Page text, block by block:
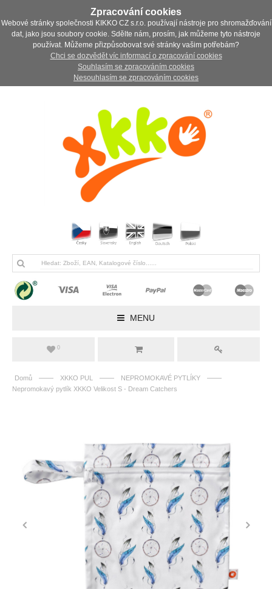
Zpracování cookies
Webové stránky společnosti KIKKO CZ s.r.o. používají nástroje pro shromažďování
dat, jako jsou soubory cookie. Sdělte nám, prosím, jak můžeme tyto nástroje
používat. Můžeme přizpůsobovat své stránky vašim potřebám?
Chci se dozvědět víc informací o zpracování cookies
Souhlasím se zpracováním cookies
Nesouhlasím se zpracováním cookies
MENU
0
Domů —— XKKO PUL —— NEPROMOKAVÉ PYTLÍKY ——
Nepromokavý pytlík XKKO Velikost S - Dream Catchers